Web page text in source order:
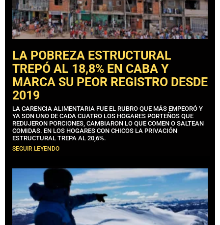
LA POBREZA ESTRUCTURAL
TREPÓ AL 18,8% EN CABA Y
MARCA SU PEOR REGISTRO DESDE
2019
LA CARENCIA ALIMENTARIA FUE EL RUBRO QUE MÁS EMPEORÓ Y
YA SON UNO DE CADA CUATRO LOS HOGARES PORTEÑOS QUE
REDUJERON PORCIONES, CAMBIARON LO QUE COMEN O SALTEAN
COMIDAS. EN LOS HOGARES CON CHICOS LA PRIVACIÓN
ESTRUCTURAL TREPA AL 20,6%.
SEGUIR LEYENDO